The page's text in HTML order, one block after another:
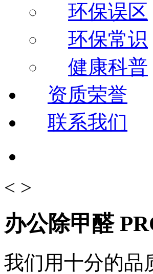
环保误区
环保常识
健康科普
资质荣誉
联系我们
< >
办公除甲醛
我们用十分的品